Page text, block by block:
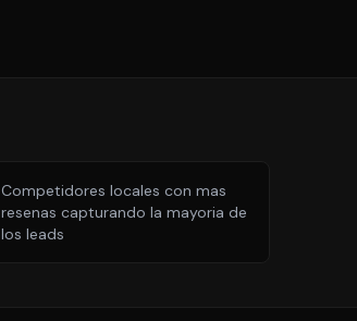
Competidores locales con mas
resenas capturando la mayoria de
los leads